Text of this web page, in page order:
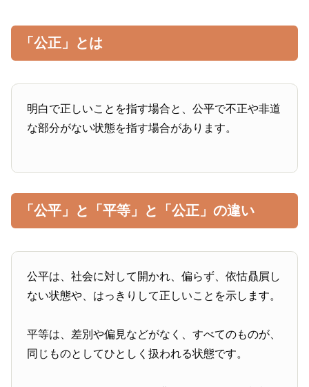
「公正」とは
明白で正しいことを指す場合と、公平で不正や非道
な部分がない状態を指す場合があります。
「公平」と「平等」と「公正」の違い
公平は、社会に対して開かれ、偏らず、依怙贔屓し
ない状態や、はっきりして正しいことを示します。
平等は、差別や偏見などがなく、すべてのものが、
同じものとしてひとしく扱われる状態です。